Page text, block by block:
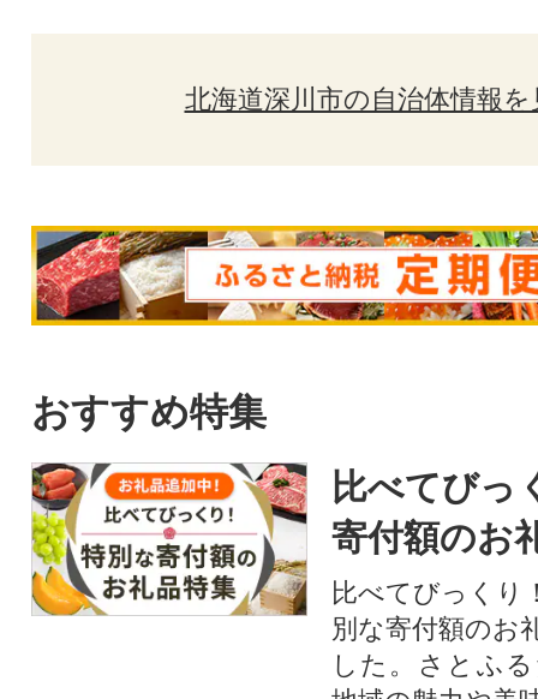
北海道深川市の自治体情報を
おすすめ特集
比べてびっ
寄付額のお
比べてびっくり
別な寄付額のお
した。さとふ